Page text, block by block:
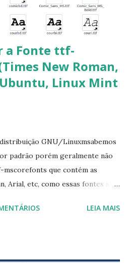
ttf-mscorefonts-installer
a Fonte ttf-
New Roman,
Linux Mint
GNU/Linuxmsabemos
padrão porém geralmente não
que contém as
Arial, etc, como essas fontes são
Normas Técnicas (ABNT), exige
LEIA MAIS